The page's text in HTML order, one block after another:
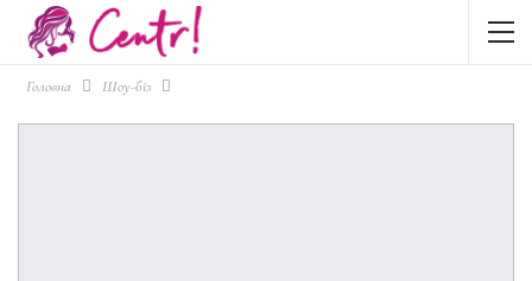
Головна Шоу-біз